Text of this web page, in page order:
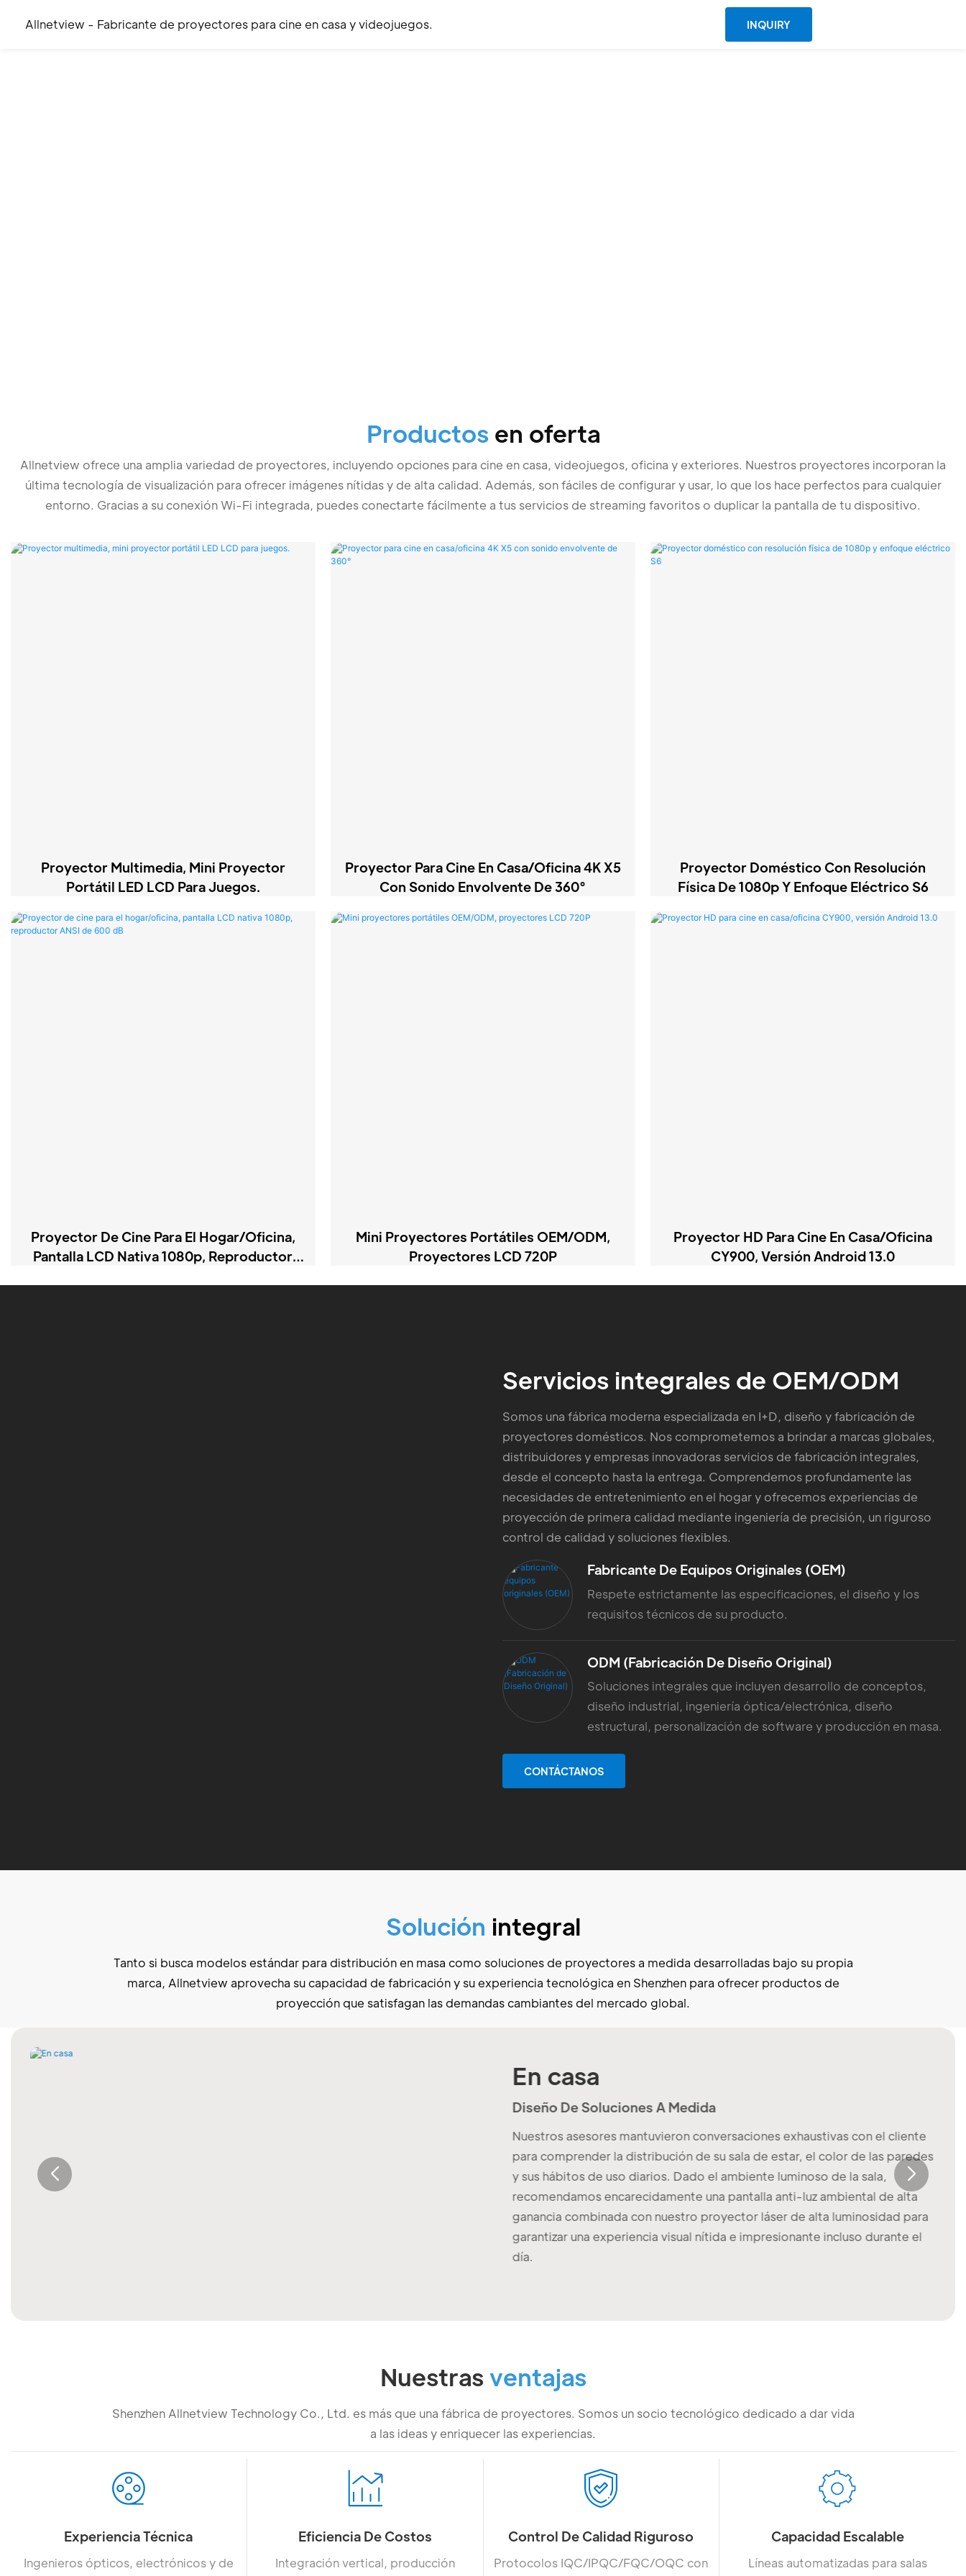
Allnetview - Fabricante de proyectores para cine en casa y videojuegos. INQUIRY
Productos en oferta
Allnetview ofrece una amplia variedad de proyectores, incluyendo opciones para cine en casa, videojuegos, oficina y exteriores. Nuestros proyectores incorporan la
última tecnología de visualización para ofrecer imágenes nítidas y de alta calidad. Además, son fáciles de configurar y usar, lo que los hace perfectos para cualquier
entorno. Gracias a su conexión Wi-Fi integrada, puedes conectarte fácilmente a tus servicios de streaming favoritos o duplicar la pantalla de tu dispositivo.
Proyector Multimedia, Mini Proyector
Portátil LED LCD Para Juegos.
Proyector Para Cine En Casa/oficina 4K X5
Con Sonido Envolvente De 360°
Proyector Doméstico Con Resolución
Física De 1080p Y Enfoque Eléctrico S6
Proyector De Cine Para El Hogar/oficina,
Pantalla LCD Nativa 1080p, Reproductor
Mini Proyectores Portátiles OEM/ODM,
Proyectores LCD 720P
Proyector HD Para Cine En Casa/oficina
CY900, Versión Android 13.0
Servicios integrales de OEM/ODM
Somos una fábrica moderna especializada en I+D, diseño y fabricación de
proyectores domésticos. Nos comprometemos a brindar a marcas globales,
distribuidores y empresas innovadoras servicios de fabricación integrales,
desde el concepto hasta la entrega. Comprendemos profundamente las
necesidades de entretenimiento en el hogar y ofrecemos experiencias de
proyección de primera calidad mediante ingeniería de precisión, un riguroso
control de calidad y soluciones flexibles.
Fabricante De Equipos Originales (OEM)
Respete estrictamente las especificaciones, el diseño y los
requisitos técnicos de su producto.
ODM (Fabricación De Diseño Original)
Soluciones integrales que incluyen desarrollo de conceptos,
diseño industrial, ingeniería óptica/electrónica, diseño
estructural, personalización de software y producción en masa.
CONTÁCTANOS
Solución integral
Tanto si busca modelos estándar para distribución en masa como soluciones de proyectores a medida desarrolladas bajo su propia
marca, Allnetview aprovecha su capacidad de fabricación y su experiencia tecnológica en Shenzhen para ofrecer productos de
proyección que satisfagan las demandas cambiantes del mercado global.
En casa
Diseño De Soluciones A Medida
Nuestros asesores mantuvieron conversaciones exhaustivas con el cliente
para comprender la distribución de su sala de estar, el color de las paredes
y sus hábitos de uso diarios. Dado el ambiente luminoso de la sala,
recomendamos encarecidamente una pantalla anti-luz ambiental de alta
ganancia combinada con nuestro proyector láser de alta luminosidad para
garantizar una experiencia visual nítida e impresionante incluso durante el
día.
Nuestras ventajas
Shenzhen Allnetview Technology Co., Ltd. es más que una fábrica de proyectores. Somos un socio tecnológico dedicado a dar vida
a las ideas y enriquecer las experiencias.
Experiencia Técnica
Ingenieros ópticos, electrónicos y de
Eficiencia De Costos
Integración vertical, producción
Control De Calidad Riguroso
Protocolos IQC/IPQC/FQC/OQC con
Capacidad Escalable
Líneas automatizadas para salas